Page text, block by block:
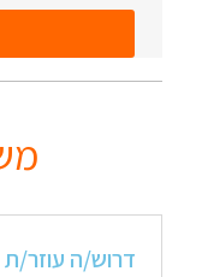
דרוש/ה עוזר/ת